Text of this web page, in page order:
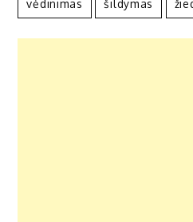
vėdinimas šildymas